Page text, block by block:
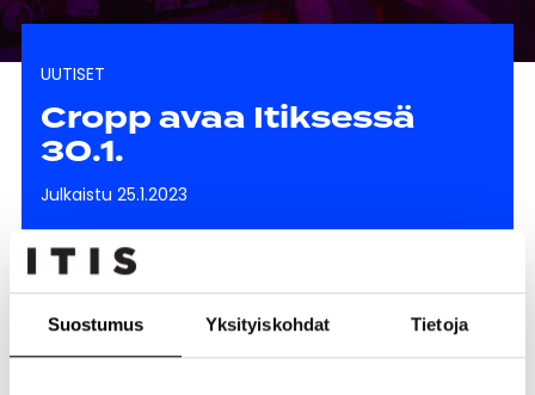
Suostumus Yksityiskohdat Tietoja
Cropp avaa Itiksessä
30.1.
UUTISET
Julkaistu 25.1.2023
Urbaani katumuoti saapuu Itä-Helsinkiin, kun